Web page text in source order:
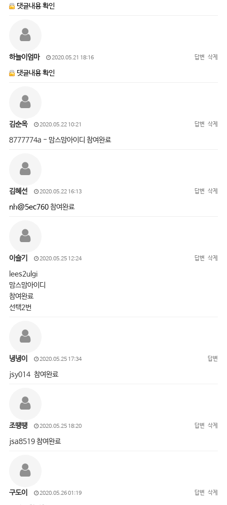
댓글내용 확인
하늘이엄마 2020.05.21 18:16 답변 삭제
댓글내용 확인
김순옥 2020.05.22 10:21 답변 삭제
8777774a - 맘스맘아이디 참여완료
김혜선 2020.05.22 16:13 답변 삭제
nh@5ec760참여완료
이슬기 2020.05.25 12:24 답변 삭제
lees2ulgi
맘스맘아이디
참여완료
선택2번
녕녕이 2020.05.25 17:34 답변
jsy014 참여완료
조땡땡 2020.05.25 18:20 답변 삭제
jsa8519 참여완료
구도이 2020.05.26 01:19 답변 삭제